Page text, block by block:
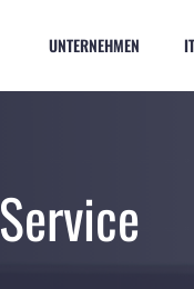
UNTERNEHMEN